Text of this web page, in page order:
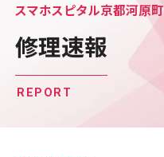
スマホスピタル京都河原町
修理速報
REPORT